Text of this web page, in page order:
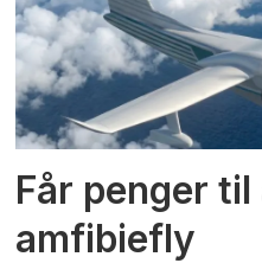
Får penger
amfibiefly